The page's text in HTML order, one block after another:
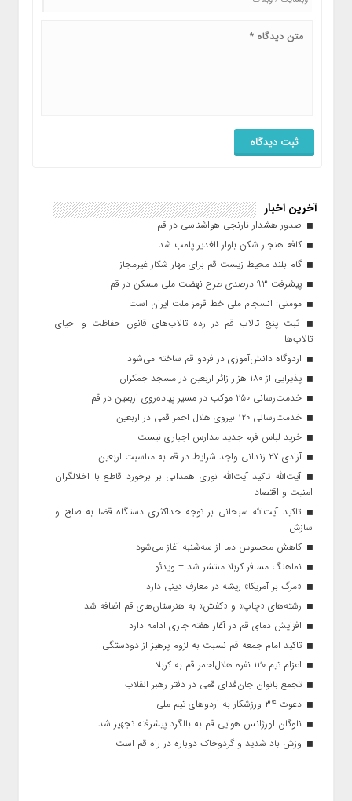
آخرین اخبار
صدور هشدار نارنجی هواشناسی در قم
کافه هنجار شکن بلوار الغدیر پلمب شد
گام بلند محیط زیست قم برای مهار شکار غیرمجاز
پیشرفت ۹۳ درصدی طرح نهضت ملی مسکن در قم
مومنی: انسجام ملی خط قرمز ملت ایران است
ثبت پنج تالاب قم در رده تالاب‌های قانون حفاظت و احیای
تالاب‌ها
اردوگاه دانش‌آموزی در فردو قم ساخته می‌شود
پذیرایی از ۱۸۰ هزار زائر اربعین در مسجد جمکران
خدمت‌رسانی ۲۵۰ موکب در مسیر پیاده‌روی اربعین در قم
خدمت‌رسانی ۱۲۰ نیروی هلال احمر قمی در اربعین
خرید لباس فرم جدید مدارس اجباری نیست
آزادی ۲۷ زندانی واجد شرایط در قم به مناسبت اربعین
آیت‌الله تاکید آیت‌الله نوری همدانی بر برخورد قاطع با اخلالگران
امنیت و اقتصاد
تاکید آیت‌الله‌ سبحانی بر توجه حداکثری دستگاه قضا به صلح و
سازش
کاهش محسوس دما از سه‌شنبه آغاز می‌شود
نماهنگ مسافر کربلا منتشر شد + ویدئو
«مرگ بر آمریکا» ریشه در معارف دینی دارد
رشته‌های «چاپ» و «کفش» به هنرستان‌های قم اضافه شد
افزایش دمای قم در آغاز هفته جاری ادامه دارد
تاکید امام جمعه قم نسبت به لزوم پرهیز از دودستگی
اعزام تیم ۱۲۰ نفره هلال‌احمر قم به کربلا
تجمع بانوان جان‌فدای قمی در دفتر رهبر انقلاب
دعوت ۳۴ ورزشکار به اردوهای تیم ملی
ناوگان اورژانس هوایی قم به بالگرد پیشرفته تجهیز شد
وزش باد شدید و گردوخاک دوباره در راه قم است